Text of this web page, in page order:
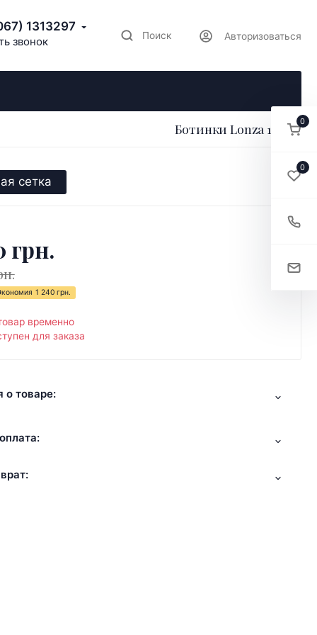
1313297
звонок Поиск Авторизоваться
Ботинки Lonza 173891
сетка
грн.
1 240 грн.
временно
для заказа
о товаре:
0
0